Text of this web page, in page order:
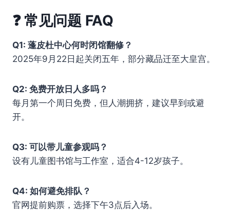
❓ 常见问题 FAQ
Q1: 蓬皮杜中心何时闭馆翻修？
2025年9月22日起关闭五年，部分藏品迁至大皇宫。
Q2: 免费开放日人多吗？
每月第一个周日免费，但人潮拥挤，建议早到或避
开。
Q3: 可以带儿童参观吗？
设有儿童图书馆与工作室，适合4-12岁孩子。
Q4: 如何避免排队？
官网提前购票，选择下午3点后入场。